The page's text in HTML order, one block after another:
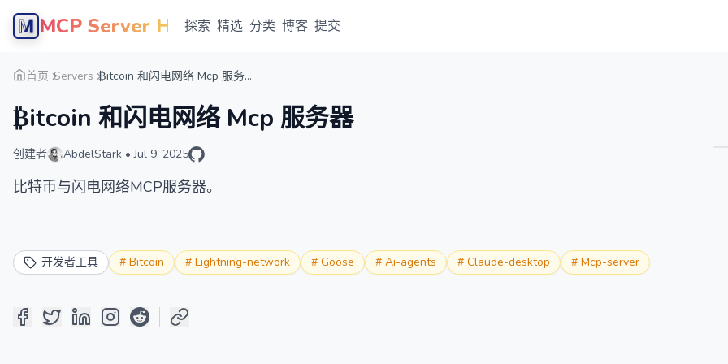
MCP Server Hub探索 精选 分类 博客 提交
首页 Servers ₿itcoin 和闪电网络 Mcp 服务...
₿itcoin 和闪电网络 Mcp 服务器
创建者 AbdelStark • Jul 9, 2025
比特币与闪电网络MCP服务器。
开发者工具 # Bitcoin # Lightning-network # Goose # Ai-agents # Claude-desktop # Mcp-server